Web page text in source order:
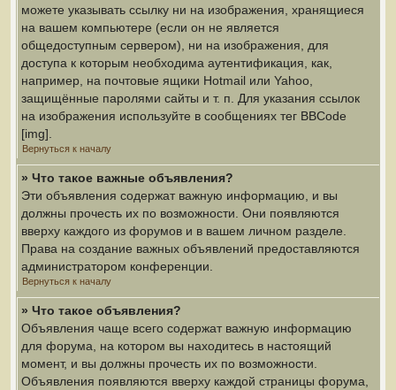
можете указывать ссылку ни на изображения, хранящиеся
на вашем компьютере (если он не является
общедоступным сервером), ни на изображения, для
доступа к которым необходима аутентификация, как,
например, на почтовые ящики Hotmail или Yahoo,
защищённые паролями сайты и т. п. Для указания ссылок
на изображения используйте в сообщениях тег BBCode
[img].
Вернуться к началу
» Что такое важные объявления?
Эти объявления содержат важную информацию, и вы
должны прочесть их по возможности. Они появляются
вверху каждого из форумов и в вашем личном разделе.
Права на создание важных объявлений предоставляются
администратором конференции.
Вернуться к началу
» Что такое объявления?
Объявления чаще всего содержат важную информацию
для форума, на котором вы находитесь в настоящий
момент, и вы должны прочесть их по возможности.
Объявления появляются вверху каждой страницы форума,